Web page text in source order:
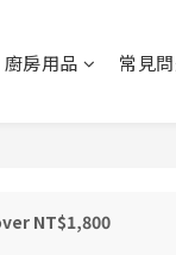
房用品 常見
NT$1,800